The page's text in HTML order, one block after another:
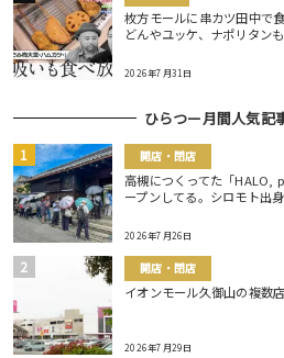
枚方モールに串カツ田中で
どんやユッケ、ナポリタン
2026年7月31日
ひらつー月間人気記
開店・閉店
高槻につくってた「HALO,
ープンしてる。シロモト出
2026年7月26日
開店・閉店
イオンモール久御山の複数
2026年7月29日